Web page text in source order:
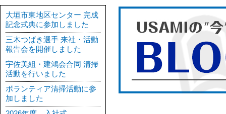
大垣市東地区センター 完成
記念式典に参加しました
三木つばき選手 来社・活動
報告会を開催しました
宇佐美組・建鴻会合同 清掃
活動を行いました
ボランティア清掃活動に参
加しました